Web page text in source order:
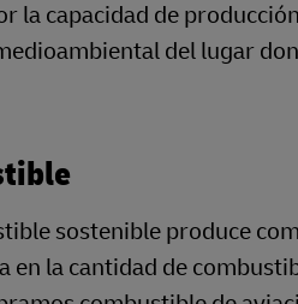
la capacidad de
del lugar
sostenible produce
en la cantidad de